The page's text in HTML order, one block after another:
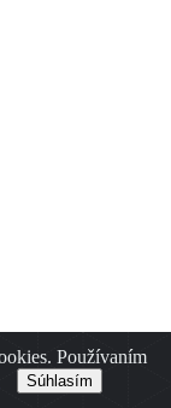
Používaním
Súhlasím